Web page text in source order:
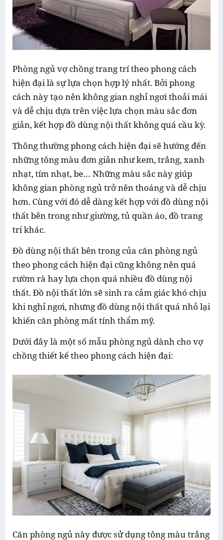
Phòng ngủ vợ chồng trang trí theo phong cách
hiện đại là sự lựa chọn hợp lý nhất. Bởi phong
cách này tạo nên không gian nghỉ ngơi thoải mái
và dễ chịu dựa trên việc lựa chọn màu sắc đơn
giản, kết hợp đồ dùng nội thất không quá cầu kỳ.
Thông thường phong cách hiện đại sẽ hướng đến
những tông màu đơn giản như kem, trắng, xanh
nhạt, tím nhạt, be… Những màu sắc này giúp
không gian phòng ngủ trở nên thoáng và dễ chịu
hơn. Cùng với đó dễ dàng kết hợp với đồ dùng nội
thất bên trong như giường, tủ quần áo, đồ trang
trí khác.
Đồ dùng nội thất bên trong của căn phòng ngủ
theo phong cách hiện đại cũng không nên quá
rườm rà hay lựa chọn quá nhiều đồ dùng nội
thất. Đồ nội thất lớn sẽ sinh ra cảm giác khó chịu
khi nghỉ ngơi, nhưng đồ dùng nội thất quá nhỏ lại
khiến căn phòng mất tính thẩm mỹ.
Dưới đây là một số mẫu phòng ngủ dành cho vợ
chồng thiết kế theo phong cách hiện đại:
Căn phòng ngủ này được sử dụng tông màu trắng